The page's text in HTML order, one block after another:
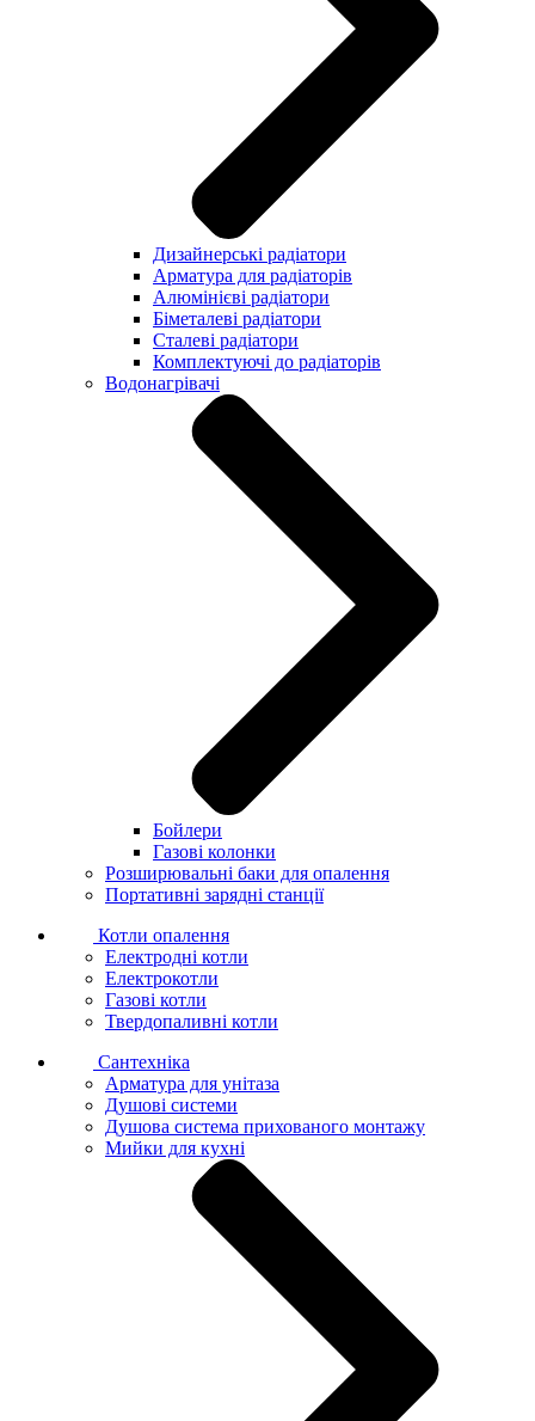
Дизайнерські радіатори
Арматура для радіаторів
Алюмінієві радіатори
Біметалеві радіатори
Сталеві радіатори
Комплектуючі до радіаторів
Водонагрівачі
Бойлери
Газові колонки
Розширювальні баки для опалення
Портативні зарядні станції
Котли опалення
Електродні котли
Електрокотли
Газові котли
Твердопаливні котли
Сантехніка
Арматура для унітаза
Душові системи
Душова система прихованого монтажу
Мийки для кухні